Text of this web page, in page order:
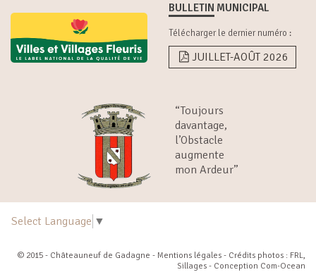
BULLETIN MUNICIPAL
Télécharger le dernier numéro :
JUILLET-AOÛT 2026
“Toujours
davantage,
l’Obstacle
augmente
mon Ardeur”
Select Language ▼
© 2015 - Châteauneuf de Gadagne - Mentions légales - Crédits photos : FRL,
Sillages - Conception Com-Ocean